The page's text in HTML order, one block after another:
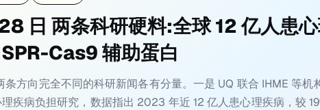
and Evaluation（IHME）和昆士兰精神健康研究中心，在《柳叶刀
段、两性别组，从 1990 年追踪至 2023 年，是迄今最系统的全球心
篇研究指向一个具体的话题：高校心理健康支持资源的重要性。UQ
日 两条科研硬料:全球 12 亿人患
Cas9 辅助蛋白
条方向完全不同的科研新闻各有分量。一是 UQ 联合 IHME 等机
疾病负担研究，数据指出 2023 年近 12 亿人患心理疾病，较